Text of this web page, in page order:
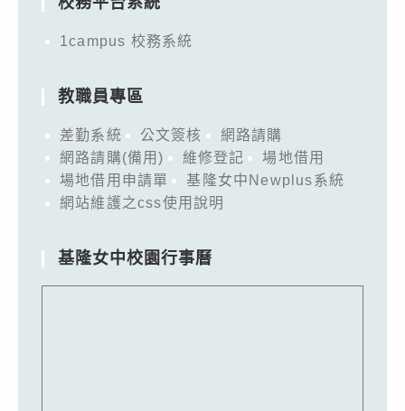
1campus 校務系統
教職員專區
差勤系統 公文簽核
網路請購
網路請購(備用)
維修登記
場地借用
場地借用申請單
基隆女中Newplus系統
網站維護之css使用說明
基隆女中校園行事曆